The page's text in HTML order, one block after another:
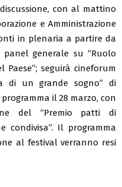
con al mattino
e Amministrazione
in plenaria a partire da
generale su “Ruolo
seguirà cineforum
di un grande sogno” di
il 28 marzo, con
del “Premio patti di
condivisa”. Il programma
al festival verranno resi